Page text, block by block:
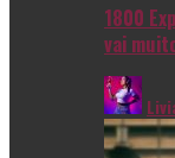
1800
vai